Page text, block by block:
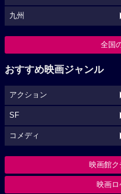
九州
全国
おすすめ映画ジャンル
アクション
SF
コメディ
映画館
映画